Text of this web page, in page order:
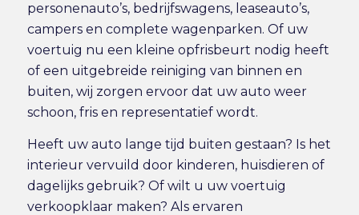
personenauto’s, bedrijfswagens, leaseauto’s,
campers en complete wagenparken. Of uw
voertuig nu een kleine opfrisbeurt nodig heeft
of een uitgebreide reiniging van binnen en
buiten, wij zorgen ervoor dat uw auto weer
schoon, fris en representatief wordt.
Heeft uw auto lange tijd buiten gestaan? Is het
interieur vervuild door kinderen, huisdieren of
dagelijks gebruik? Of wilt u uw voertuig
verkoopklaar maken? Als ervaren